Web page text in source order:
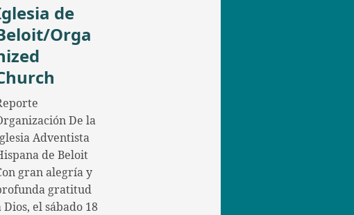
de
Orga
De la
Adventista
de Beloit
gran alegría y
gratitud
Dios, el sábado 18